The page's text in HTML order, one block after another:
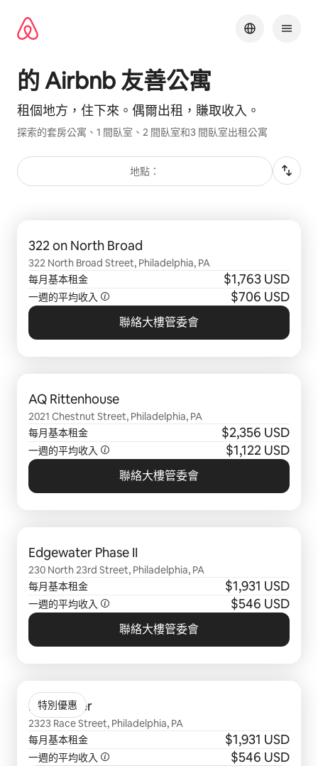
⁠的 Airbnb 友⁠善公⁠寓
租個地方，住下來⁠。偶爾出租，賺取收入⁠。
探索⁠的套房公寓、1 間臥室、2 間臥室和3 間臥室出⁠租公⁠寓
地點：
322 on North Broad
322 North Broad Street, Philadelphia, PA
每月基本租金
$1,763 USD
一週的平均收入 $706 USD
聯絡大樓管委會
AQ Rittenhouse
2021 Chestnut Street, Philadelphia, PA
每月基本租金
$2,356 USD
一週的平均收入 $1,122 USD
聯絡大樓管委會
Edgewater Phase II
230 North 23rd Street, Philadelphia, PA
每月基本租金
$1,931 USD
一週的平均收入 $546 USD
聯絡大樓管委會
特別優惠
Edgewater
2323 Race Street, Philadelphia, PA
每月基本租金
$1,931 USD
一週的平均收入 $546 USD